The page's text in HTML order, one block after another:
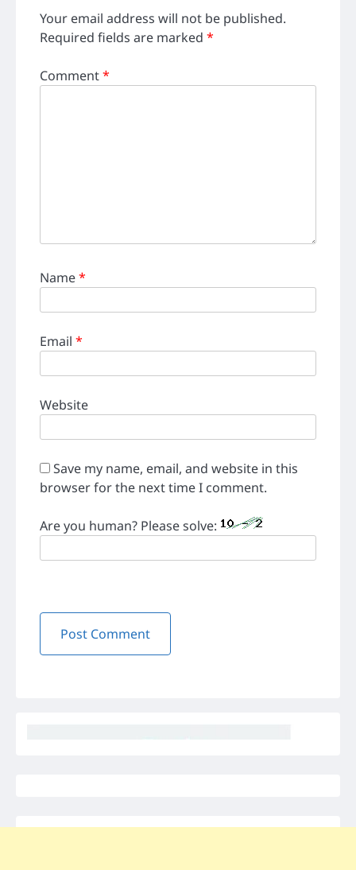
Your email address will not be published.
Required fields are marked *
Comment*
Name*
Email *
Website
Save my name, email, and website in this
browser for the next time I comment.
Are you human? Please solve: